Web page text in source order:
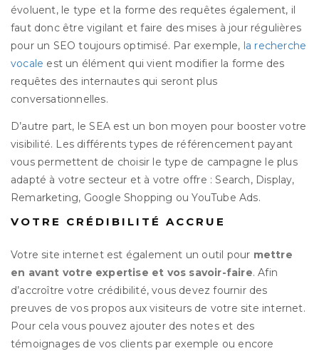
évoluent, le type et la forme des requêtes également, il
faut donc être vigilant et faire des mises à jour régulières
pour un SEO toujours optimisé. Par exemple, la recherche
vocale est un élément qui vient modifier la forme des
requêtes des internautes qui seront plus
conversationnelles.
D’autre part, le SEA est un bon moyen pour booster votre
visibilité. Les différents types de référencement payant
vous permettent de choisir le type de campagne le plus
adapté à votre secteur et à votre offre : Search, Display,
Remarketing, Google Shopping ou YouTube Ads.
VOTRE CRÉDIBILITÉ ACCRUE
Votre site internet est également un outil pour mettre
en avant votre expertise et vos savoir-faire. Afin
d’accroître votre crédibilité, vous devez fournir des
preuves de vos propos aux visiteurs de votre site internet.
Pour cela vous pouvez ajouter des notes et des
témoignages de vos clients par exemple ou encore